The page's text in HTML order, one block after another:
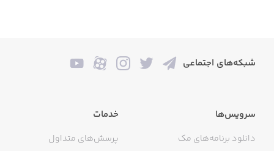
شبکه‌های اجتماعی
سرویس‌ها
دانلود برنامه‌های مک
خدمات
پرسش‌های متداول